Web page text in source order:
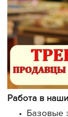
Работа в
Базовые